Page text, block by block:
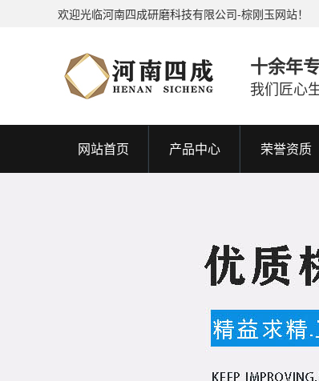
欢迎光临河南四成研磨科技有限公司-棕刚玉网站！
十余年
我们匠心
网站首页 产品中心 荣誉资质